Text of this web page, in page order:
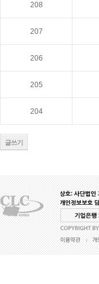
208
207
206
205
204
글쓰기